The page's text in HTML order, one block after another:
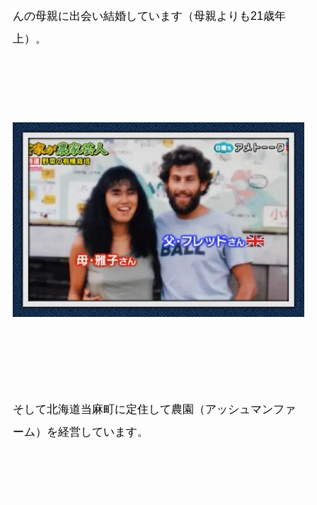
んの母親に出会い結婚しています（母親よりも21歳年
上）。
そして北海道当麻町に定住して農園（アッシュマンファ
ーム）を経営しています。